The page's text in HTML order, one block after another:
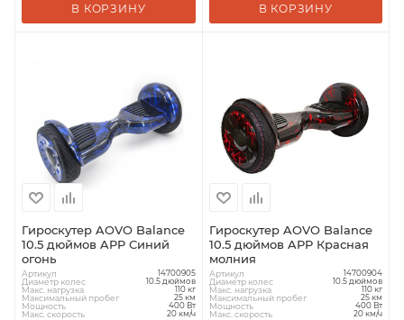
В КОРЗИНУ В КОРЗИНУ
Гироскутер AOVO Balance
10.5 дюймов APP Синий
огонь
Артикул 14700905
Диаметр колес 10.5 дюймов
Макс. нагрузка 110 кг
Максимальный пробег 25 км
Мощность 400 Вт
Макс. скорость 20 км/ч
Гироскутер AOVO Balance
10.5 дюймов APP Красная
молния
Артикул 14700904
Диаметр колес 10.5 дюймов
Макс. нагрузка 110 кг
Максимальный пробег 25 км
Мощность 400 Вт
Макс. скорость 20 км/ч